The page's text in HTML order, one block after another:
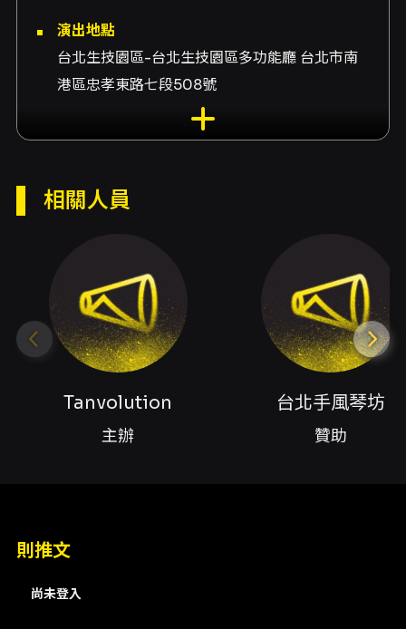
演出地點
台北生技園區-台北生技園區多功能廳 台北市南
港區忠孝東路七段508號
樂家北村聰、特邀班多鈕音樂家吳睿然、小提琴
鄭小妍、歌手江玉芳、舞者劉心岳、舞者郭欣
諭、舞者Daniel、舞者Samantha
內容簡介
（Orquesta Típica）成立後的創團音樂會，企
樂編制，重現探戈黃金年代的聲響同時揉合當代
應，既有舞蹈的節拍感也有室內樂式的細膩表
情。樂團強調節奏的緊密與舞步感的可視性，既
言。本場同時安排舞者演出，使聲樂、器樂與舞
相關人員
Tanvolution
主辦
台北手風琴坊
贊助
則推文
尚未登入